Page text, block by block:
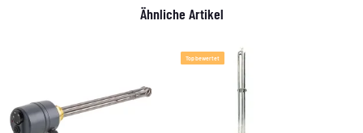
Ähnliche Artikel
Top bewertet